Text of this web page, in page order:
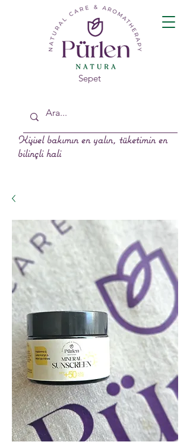
Sepet
Kişisel bakımın en yalın, tüketimin en
bilinçli hali